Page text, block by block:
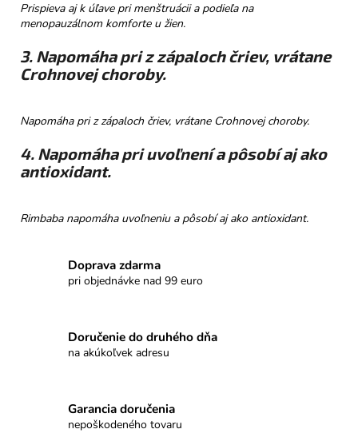
Prispieva aj k úľave pri menštruácii a podieľa na
menopauzálnom komforte u žien.
3. Napomáha pri z zápaloch čriev, vrátane
Crohnovej choroby.
Napomáha pri z zápaloch čriev, vrátane Crohnovej choroby.
4. Napomáha pri uvoľnení a pôsobí aj ako
antioxidant.
Rimbaba napomáha uvoľneniu a pôsobí aj ako antioxidant.
Doprava zdarma
pri objednávke nad 99 euro
Doručenie do druhého dňa
na akúkoľvek adresu
Garancia doručenia
nepoškodeného tovaru